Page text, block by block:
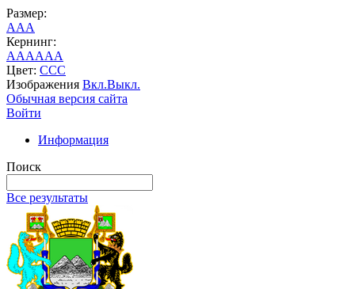
Размер:
AAA
Кернинг:
AAAAAA
Цвет: CCC
Изображения Вкл.Выкл.
Обычная версия сайта
Войти
Информация
Поиск
Все результаты